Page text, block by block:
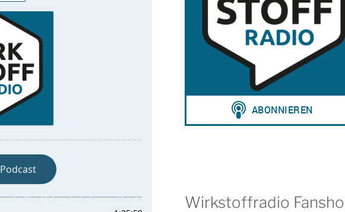
Wirkstoffradio